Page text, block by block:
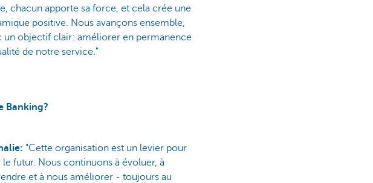
chacun apporte sa force, et cela crée une
positive. Nous avançons ensemble,
un objectif clair: améliorer en permanence
de notre service."
Banking?
"Cette organisation est un levier pour
le futur. Nous continuons à évoluer, à
et à nous améliorer - toujours au